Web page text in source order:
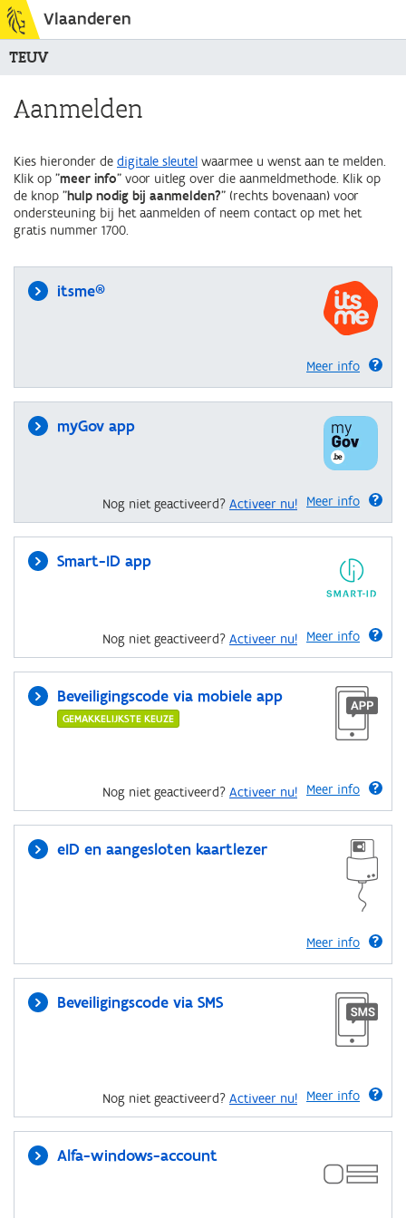
Vlaanderen
TEUV
Aanmelden
Kies hieronder de digitale sleutel waarmee u wenst aan te melden.
Klik op "meer info" voor uitleg over die aanmeldmethode. Klik op
de knop "hulp nodig bij aanmelden?" (rechts bovenaan) voor
ondersteuning bij het aanmelden of neem contact op met het
gratis nummer 1700.
itsme®
Meer info
myGov app
Meer info
Nog niet geactiveerd? Activeer nu!
Smart-ID app
Meer info
Nog niet geactiveerd? Activeer nu!
Beveiligingscode via mobiele app
GEMAKKELIJKSTE KEUZE
Meer info
Nog niet geactiveerd? Activeer nu!
eID en aangesloten kaartlezer
Meer info
Beveiligingscode via SMS
Meer info
Nog niet geactiveerd? Activeer nu!
Alfa-windows-account